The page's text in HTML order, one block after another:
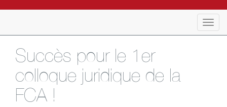
Succès pour le 1er
colloque juridique de la
FCA !